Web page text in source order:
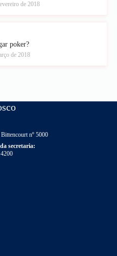
de 2018
poker?
de 2018
nº 5000
secretaria: